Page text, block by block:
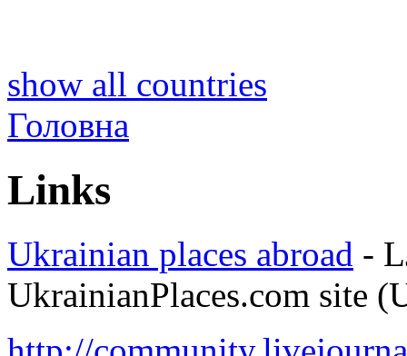
show all countries
Головна
Links
Ukrainian places abroad -
UkrainianPlaces.com site